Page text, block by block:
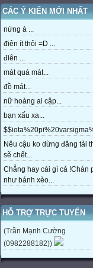
CÁC Ý KIẾN MỚI NHẤT
nứng à ...
điên ít thôi =D ...
điên ...
mát quá mát...
đồ mát...
nữ hoàng ai cập...
bạn xấu xa...
Nêu cậu ko dừng đăng tải
sẽ chết...
Chẳng hay cái gì cả !Chán
như bánh xèo...
HỖ TRỢ TRỰC TUYẾN
(Trần Mạnh Cường
(0982288182))